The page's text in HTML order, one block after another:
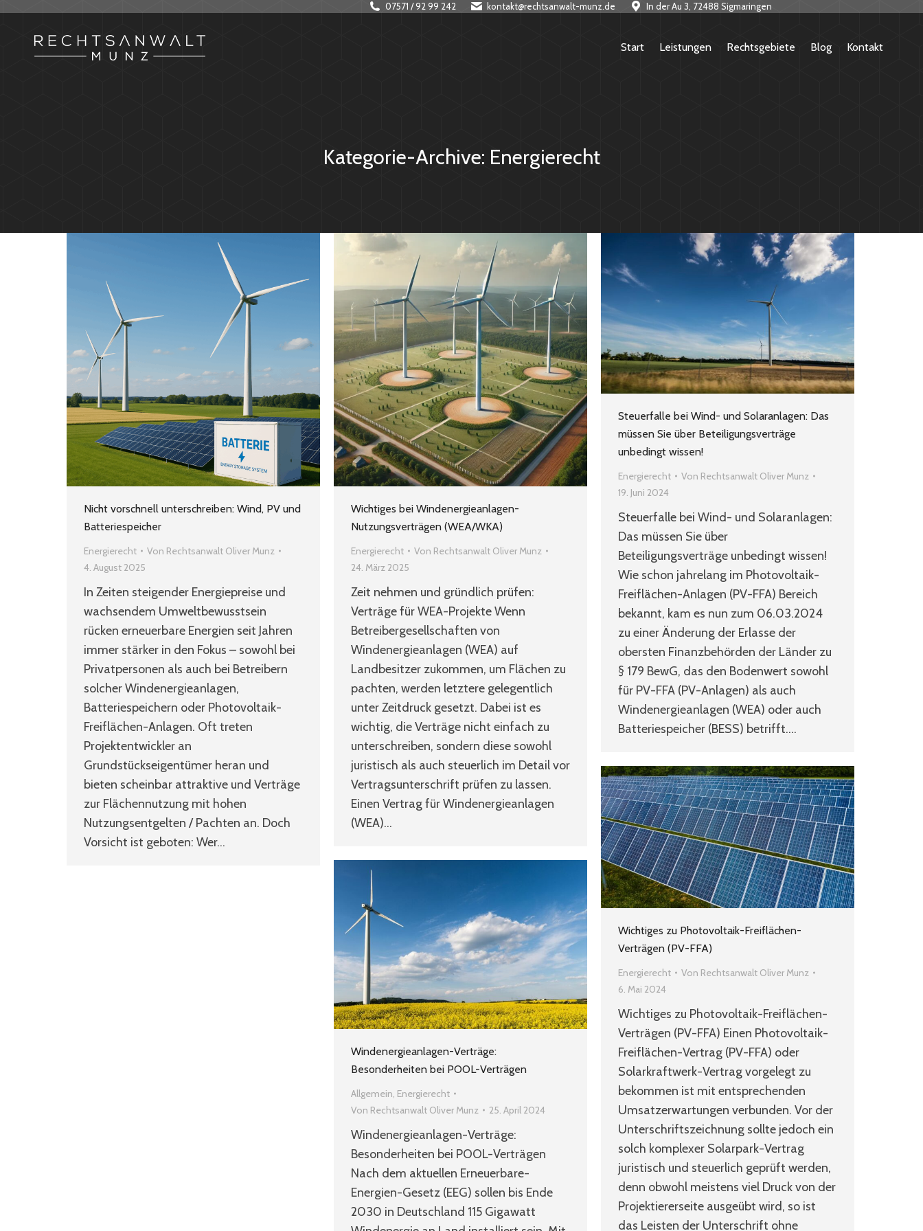
07571 / 92 99 242 kontakt@rechtsanwalt-munz.de In der Au 3, 72488 Sigmaringen
Start Leistungen Rechtsgebiete Blog Kontakt
Kategorie-Archive: Energierecht
Nicht vorschnell unterschreiben: Wind, PV und
Batteriespeicher
Energierecht Von Rechtsanwalt Oliver Munz
4. August 2025
In Zeiten steigender Energiepreise und
wachsendem Umweltbewusstsein
rücken erneuerbare Energien seit Jahren
immer stärker in den Fokus – sowohl bei
Privatpersonen als auch bei Betreibern
solcher Windenergieanlagen,
Batteriespeichern oder Photovoltaik-
Freiflächen-Anlagen. Oft treten
Projektentwickler an
Grundstückseigentümer heran und
bieten scheinbar attraktive und Verträge
zur Flächennutzung mit hohen
Nutzungsentgelten / Pachten an. Doch
Vorsicht ist geboten: Wer…
Wichtiges bei Windenergieanlagen-
Nutzungsverträgen (WEA/WKA)
Energierecht Von Rechtsanwalt Oliver Munz
24. März 2025
Zeit nehmen und gründlich prüfen:
Verträge für WEA-Projekte Wenn
Betreibergesellschaften von
Windenergieanlagen (WEA) auf
Landbesitzer zukommen, um Flächen zu
pachten, werden letztere gelegentlich
unter Zeitdruck gesetzt. Dabei ist es
wichtig, die Verträge nicht einfach zu
unterschreiben, sondern diese sowohl
juristisch als auch steuerlich im Detail vor
Vertragsunterschrift prüfen zu lassen.
Einen Vertrag für Windenergieanlagen
(WEA)…
Steuerfalle bei Wind- und Solaranlagen: Das
müssen Sie über Beteiligungsverträge
unbedingt wissen!
Energierecht Von Rechtsanwalt Oliver Munz
19. Juni 2024
Steuerfalle bei Wind- und Solaranlagen:
Das müssen Sie über
Beteiligungsverträge unbedingt wissen!
Wie schon jahrelang im Photovoltaik-
Freiflächen-Anlagen (PV-FFA) Bereich
bekannt, kam es nun zum 06.03.2024
zu einer Änderung der Erlasse der
obersten Finanzbehörden der Länder zu
§ 179 BewG, das den Bodenwert sowohl
für PV-FFA (PV-Anlagen) als auch
Windenergieanlagen (WEA) oder auch
Batteriespeicher (BESS) betrifft.…
Wichtiges zu Photovoltaik-Freiflächen-
Verträgen (PV-FFA)
Energierecht Von Rechtsanwalt Oliver Munz
6. Mai 2024
Wichtiges zu Photovoltaik-Freiflächen-
Verträgen (PV-FFA) Einen Photovoltaik-
Freiflächen-Vertrag (PV-FFA) oder
Solarkraftwerk-Vertrag vorgelegt zu
bekommen ist mit entsprechenden
Umsatzerwartungen verbunden. Vor der
Unterschriftszeichnung sollte jedoch ein
solch komplexer Solarpark-Vertrag
juristisch und steuerlich geprüft werden,
denn obwohl meistens viel Druck von der
Projektiererseite ausgeübt wird, so ist
das Leisten der Unterschrift ohne
Windenergieanlagen-Verträge:
Besonderheiten bei POOL-Verträgen
Allgemein, Energierecht
Von Rechtsanwalt Oliver Munz 25. April 2024
Windenergieanlagen-Verträge:
Besonderheiten bei POOL-Verträgen
Nach dem aktuellen Erneuerbare-
Energien-Gesetz (EEG) sollen bis Ende
2030 in Deutschland 115 Gigawatt